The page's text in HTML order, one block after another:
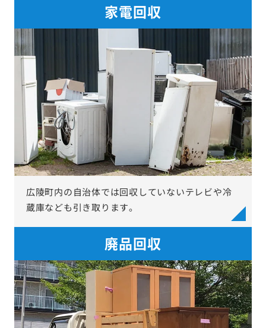
家電回収
広陵町内の自治体では回収していないテレビや冷
蔵庫なども引き取ります。
廃品回収